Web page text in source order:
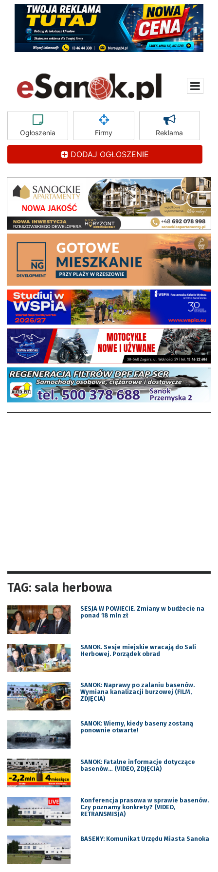
Ogłoszenia Firmy Reklama
DODAJ OGŁOSZENIE
TAG: sala herbowa
SESJA W POWIECIE. Zmiany w budżecie na
ponad 18 mln zł
SANOK. Sesje miejskie wracają do Sali
Herbowej. Porządek obrad
SANOK: Naprawy po zalaniu basenów.
Wymiana kanalizacji burzowej (FILM,
ZDJĘCIA)
SANOK: Wiemy, kiedy baseny zostaną
ponownie otwarte!
SANOK: Fatalne informacje dotyczące
basenów… (VIDEO, ZDJĘCIA)
Konferencja prasowa w sprawie basenów.
Czy poznamy konkrety? (VIDEO,
RETRANSMISJA)
BASENY: Komunikat Urzędu Miasta Sanoka